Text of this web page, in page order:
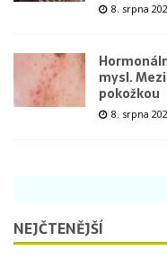
8. srpna
mysl.
pokožkou
8. srpna
NEJČTENĚJŠÍ